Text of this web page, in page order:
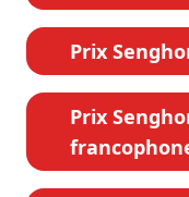
Prix
Prix